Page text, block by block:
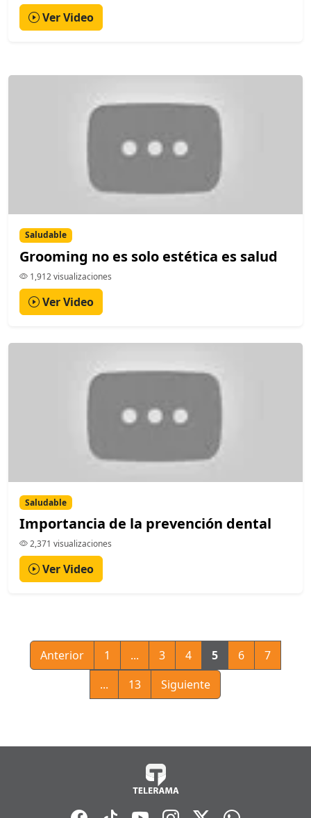
Ver Video
Saludable
Grooming no es solo estética es salud
1,912 visualizaciones
Ver Video
Saludable
Importancia de la prevención dental
2,371 visualizaciones
Ver Video
Anterior 1 ... 3 4 5 6
7
...
13 Siguiente